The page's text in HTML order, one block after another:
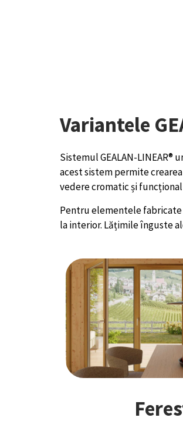
Variantele
Sistemul GEALAN-LINEAR®
acest sistem permite
vedere cromatic și
Pentru elementele fabricate
la interior. Lățimile înguste